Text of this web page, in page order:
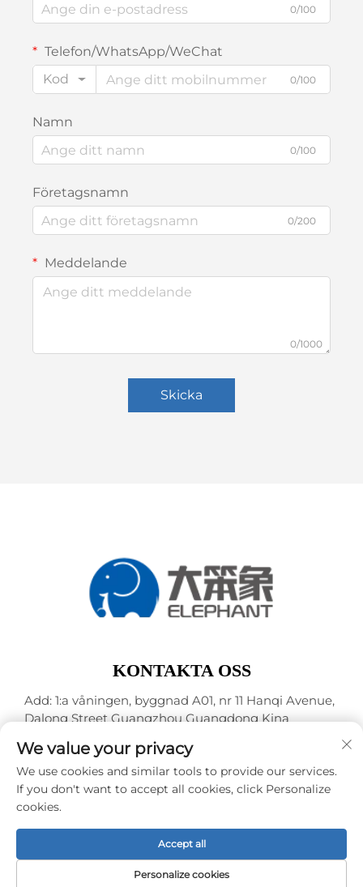
0/100
Telefon/WhatsApp/WeChat
Kod
0/100
Namn
0/100
Företagsnamn
0/200
Meddelande
0/1000
Skicka
KONTAKTA OSS
Add: 1:a våningen, byggnad A01, nr 11 Hanqi Avenue,
Dalong Street Guangzhou Guangdong Kina
Tel: +86-15119752340
E-post:[email protected]
Upphovsrätt © Guangzhou Elephant Digital Technology
Co., Ltd. -Integritetspolicy
We value your privacy
We use cookies and similar tools to provide our services.
If you don't want to accept all cookies, click Personalize
cookies.
Personalize cookies
Accept all